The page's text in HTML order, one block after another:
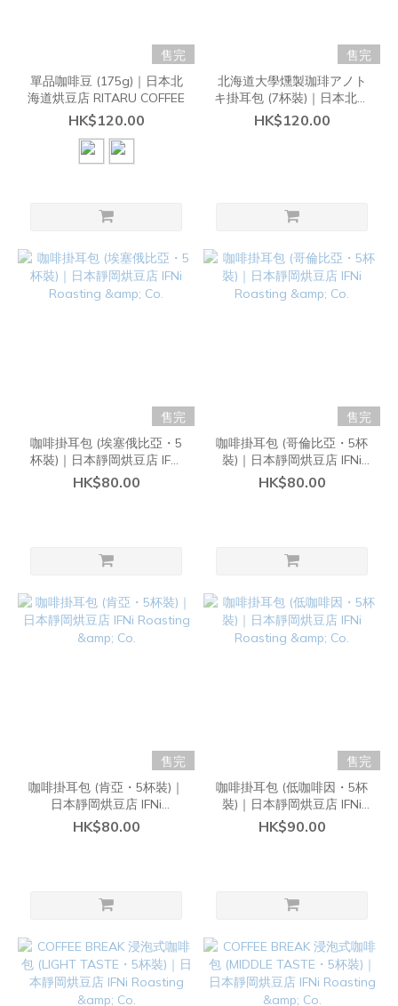
售完
單品咖啡豆 (175g)｜日本北
海道烘豆店 RITARU COFFEE
HK$120.00
售完
北海道大學燻製珈琲アノト
キ掛耳包 (7杯裝)｜日本北海
道烘豆店 RITARU COFFEE
HK$120.00
售完
咖啡掛耳包 (埃塞俄比亞・5
杯裝)｜日本靜岡烘豆店 IFNi
Roasting & Co.
HK$80.00
售完
咖啡掛耳包 (哥倫比亞・5杯
裝)｜日本靜岡烘豆店 IFNi
Roasting & Co.
HK$80.00
售完
咖啡掛耳包 (肯亞・5杯裝)｜
日本靜岡烘豆店 IFNi
Roasting & Co.
HK$80.00
售完
咖啡掛耳包 (低咖啡因・5杯
裝)｜日本靜岡烘豆店 IFNi
Roasting & Co.
HK$90.00